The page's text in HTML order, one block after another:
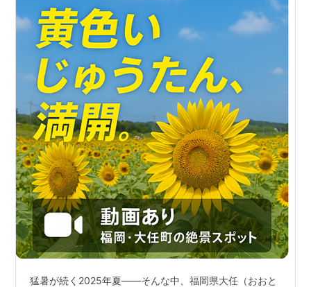
猛暑が続く2025年夏――そんな中、福岡県大任（おおと